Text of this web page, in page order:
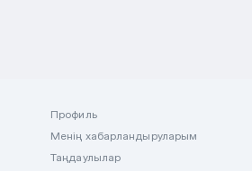
Профиль
Менің хабарландыруларым
Таңдаулылар